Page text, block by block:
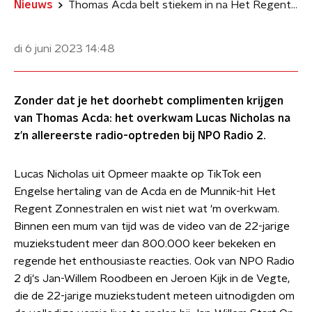
Nieuws Thomas Acda belt stiekem in na Het Regent Zonnestralen-cover
di 6 juni 2023 14:48
Zonder dat je het doorhebt complimenten krijgen
van Thomas Acda: het overkwam Lucas Nicholas na
z'n allereerste radio-optreden bij NPO Radio 2.
Lucas Nicholas uit Opmeer maakte op TikTok een
Engelse hertaling van de Acda en de Munnik-hit Het
Regent Zonnestralen en wist niet wat 'm overkwam.
Binnen een mum van tijd was de video van de 22-jarige
muziekstudent meer dan 800.000 keer bekeken en
regende het enthousiaste reacties. Ook van NPO Radio
2 dj's Jan-Willem Roodbeen en Jeroen Kijk in de Vegte,
die de 22-jarige muziekstudent meteen uitnodigden om